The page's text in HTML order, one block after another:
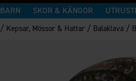
BARN SKOR & KÄNGOR
/ Kepsar, Mössor & Hattar / Balaklava /